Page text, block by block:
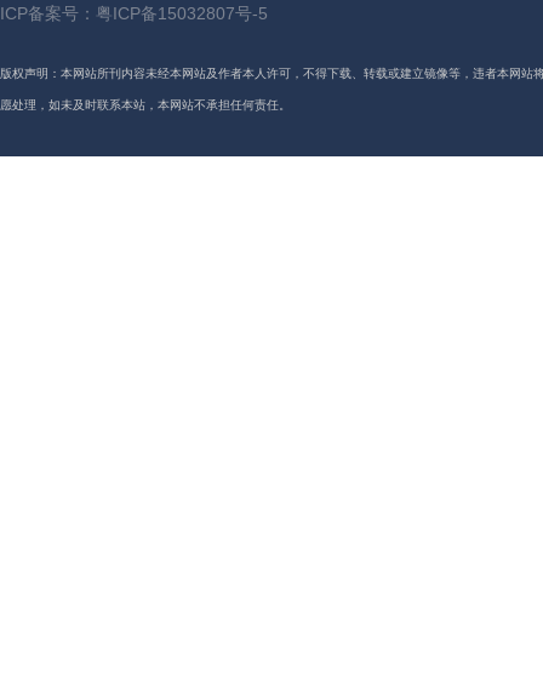
ICP备案号： 粤ICP备15032807号-5
版权声明：本网站所刊内容未经本网站及作者本人许可，不得下载、转载或建立镜像等，违者本网
愿处理，如未及时联系本站，本网站不承担任何责任。